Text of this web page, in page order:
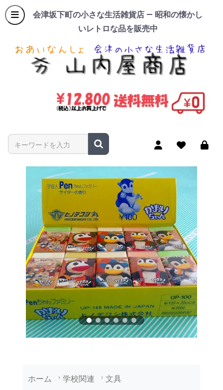
会津坂下町の小さな生活雑貨店 — 昭和の懐かし
いレトロな品を販売中
商品名やキーワードを入力
ホーム 学校関連 文具